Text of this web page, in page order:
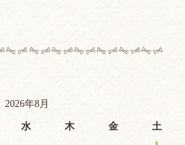
2026年8月
水 木 金
土